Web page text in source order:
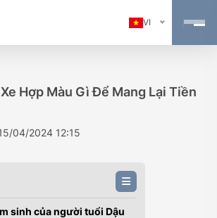
VI
Hợp Màu Gì Để Mang Lại Tiền
04/2024 12:15
sinh của người tuổi Dậu